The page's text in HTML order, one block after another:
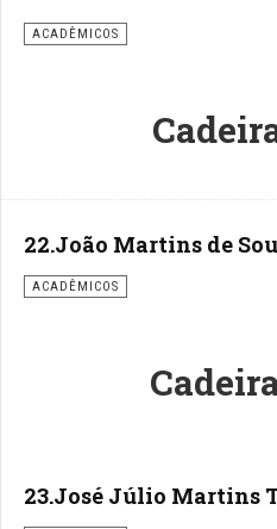
ACADÊMICOS
22.João Martins de
ACADÊMICOS
23.José Júlio Martins